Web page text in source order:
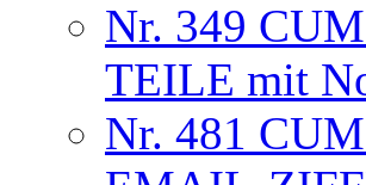
Nr. 349
TEILE mit
Nr. 481